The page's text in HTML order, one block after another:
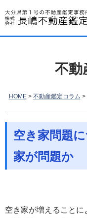
不動
HOME> 不動産鑑定コラム >
空き家問題
家が問題か
空き家が増えること